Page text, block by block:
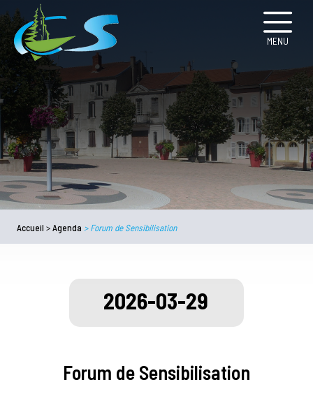
MENU
Accueil >Agenda >Forum de Sensibilisation
2026-03-29
Forum de Sensibilisation